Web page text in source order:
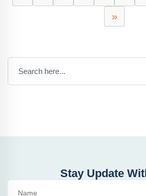
»
Stay Update